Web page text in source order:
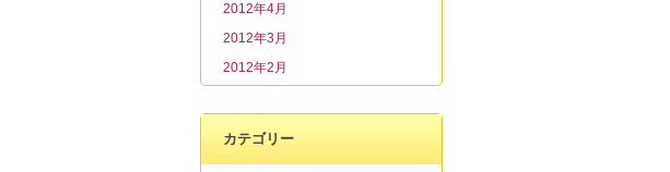
2012年4月
2012年3月
2012年2月
カテゴリー